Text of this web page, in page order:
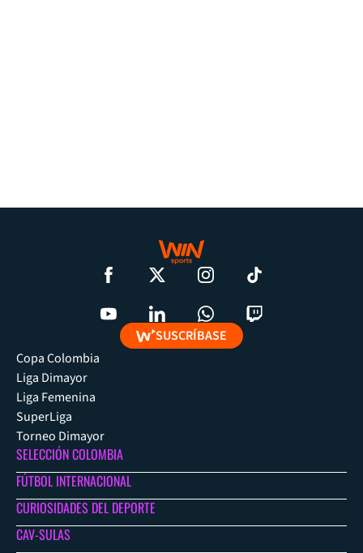
SUSCRÍBASE
Copa Colombia
Liga Dimayor
Liga Femenina
SuperLiga
Torneo Dimayor
SELECCIÓN COLOMBIA
FÚTBOL INTERNACIONAL
CURIOSIDADES DEL DEPORTE
CAV-SULAS